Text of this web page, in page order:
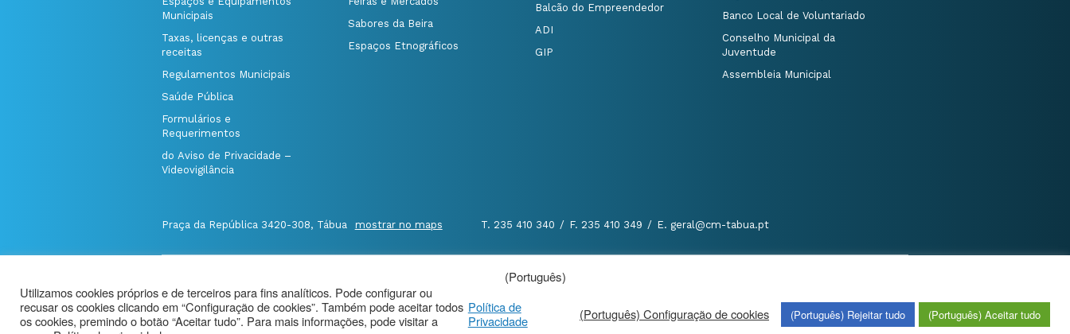
Municipais
Taxas, licenças e outras
receitas
Regulamentos Municipais
Saúde Pública
Formulários e
Requerimentos
do Aviso de Privacidade –
Videovigilância
Sabores da Beira
Espaços Etnográficos
Balcão do Empreendedor
ADI
GIP
Banco Local de Voluntariado
Conselho Municipal da
Juventude
Assembleia Municipal
Praça da República 3420-308, Tábua mostrar no maps T. 235 410 340 / F. 235 410 349 / E. geral@cm-tabua.pt
Politica de Privacidade
|
Aviso de Privacidade - Videovigilância
(Português)
Utilizamos cookies próprios e de terceiros para fins analíticos. Pode configurar ou
recusar os cookies clicando em “Configuração de cookies”. Também pode aceitar todos
os cookies, premindo o botão “Aceitar tudo”. Para mais informações, pode visitar a
Política de
Privacidade
(Português) Configuração de cookies (Português) Rejeitar tudo (Português) Aceitar tudo